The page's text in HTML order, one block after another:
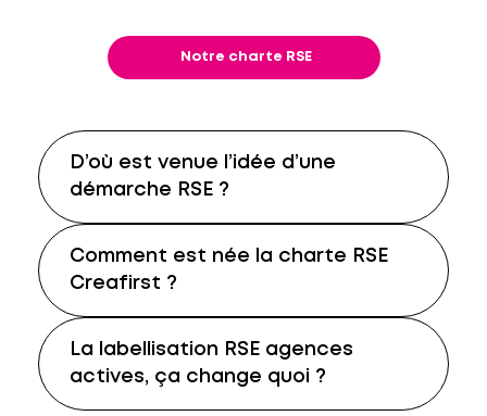
D’où est venue l’idée d’une
démarche RSE ?
Comment est née la charte RSE
Creafirst ?
La labellisation RSE agences
actives, ça change quoi ?
Notre charte RSE